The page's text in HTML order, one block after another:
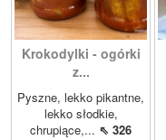
Krokodylki - ogórki
z...
Pyszne, lekko pikantne,
lekko słodkie,
chrupiące,... ⇖ 326